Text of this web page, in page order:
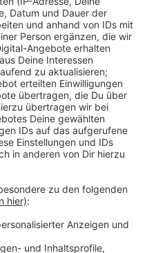
im Medienhafen
recyclebar. Die
künftigen
anderem das
Wersten.
welche Wohn-, Büro-
sind. Langfristig
generell in
Thema: